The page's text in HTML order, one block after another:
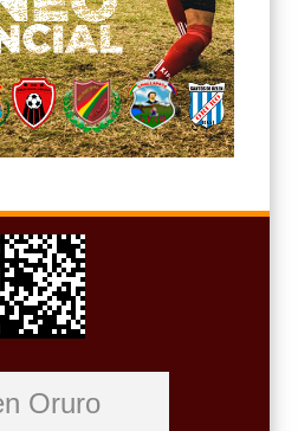
Oruro